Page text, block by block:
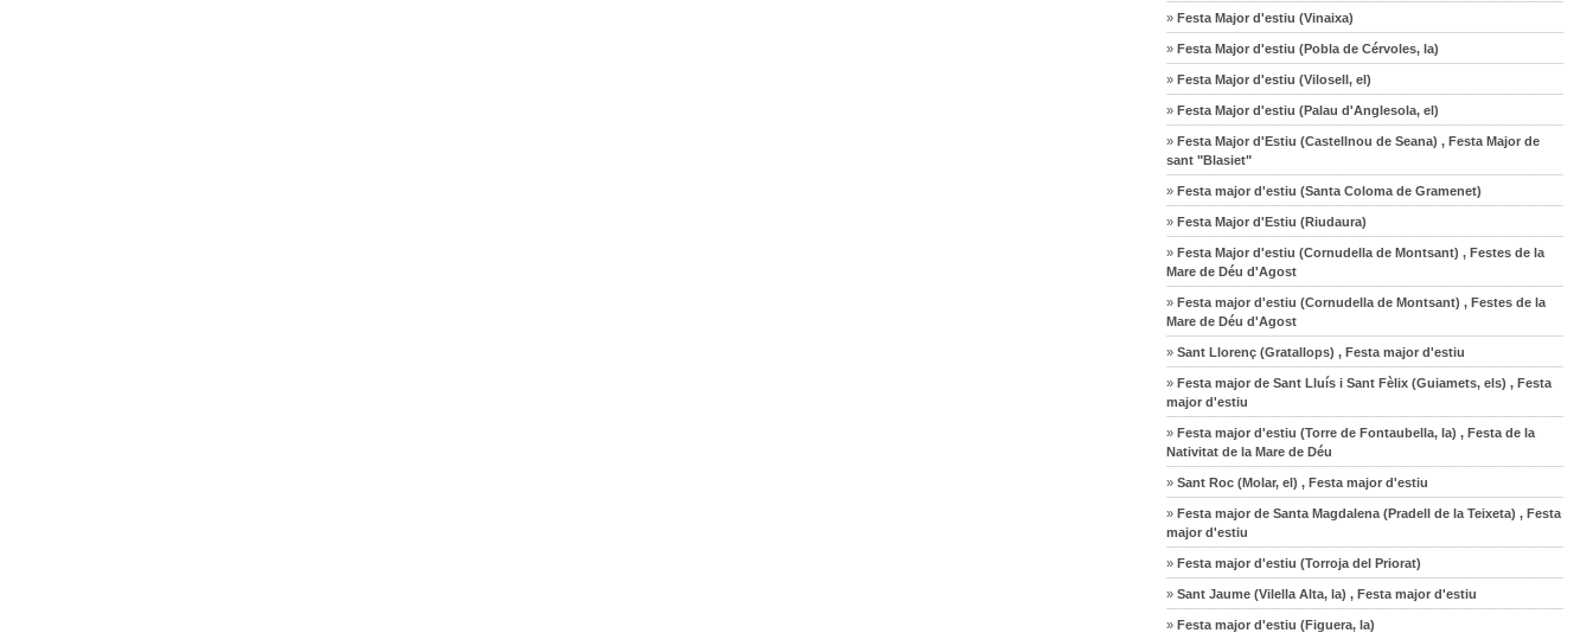
» Festa Major d'estiu (Vinaixa)
» Festa Major d'estiu (Pobla de Cérvoles, la)
» Festa Major d'estiu (Vilosell, el)
» Festa Major d'estiu (Palau d'Anglesola, el)
» Festa Major d'Estiu (Castellnou de Seana) , Festa Major de
sant "Blasiet"
» Festa major d'estiu (Santa Coloma de Gramenet)
» Festa Major d'Estiu (Riudaura)
» Festa Major d'estiu (Cornudella de Montsant) , Festes de la
Mare de Déu d'Agost
» Festa major d'estiu (Cornudella de Montsant) , Festes de la
Mare de Déu d'Agost
» Sant Llorenç (Gratallops) , Festa major d'estiu
» Festa major de Sant Lluís i Sant Fèlix (Guiamets, els) , Festa
major d'estiu
» Festa major d'estiu (Torre de Fontaubella, la) , Festa de la
Nativitat de la Mare de Déu
» Sant Roc (Molar, el) , Festa major d'estiu
» Festa major de Santa Magdalena (Pradell de la Teixeta) , Festa
major d'estiu
» Festa major d'estiu (Torroja del Priorat)
» Sant Jaume (Vilella Alta, la) , Festa major d'estiu
» Festa major d'estiu (Figuera, la)